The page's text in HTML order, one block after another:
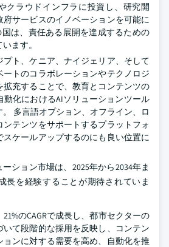
クラウドインフラに投資し、研究開
サービスのイノベーションを可能に
国は、責任ある展開を達成するための
ます。
プト、ケニア、ナイジェリア、そして
トのコラボレーションやテクノロジ
拡充することで、教育とコンテンツの
動化におけるAIソリューションツール
多言語オプション、オフライン、ロ
ンテンツをサポートするプラットフォ
スケールアップするのにも良い位置に
ション市場は、2025年から2034年ま
長を経験することが期待されていま
のCAGRで成長し、都市セクターの
て段階的な採用を反映し、コンテン
ョンに対する需要を高め、自動化を推